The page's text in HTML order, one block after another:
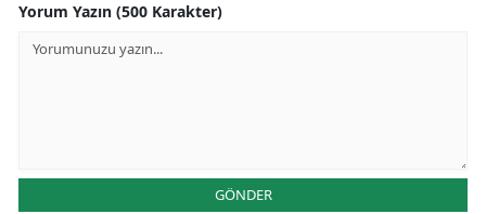
Yorum Yazın (500 Karakter)
GÖNDER